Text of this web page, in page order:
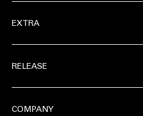
EXTRA
RELEASE
COMPANY